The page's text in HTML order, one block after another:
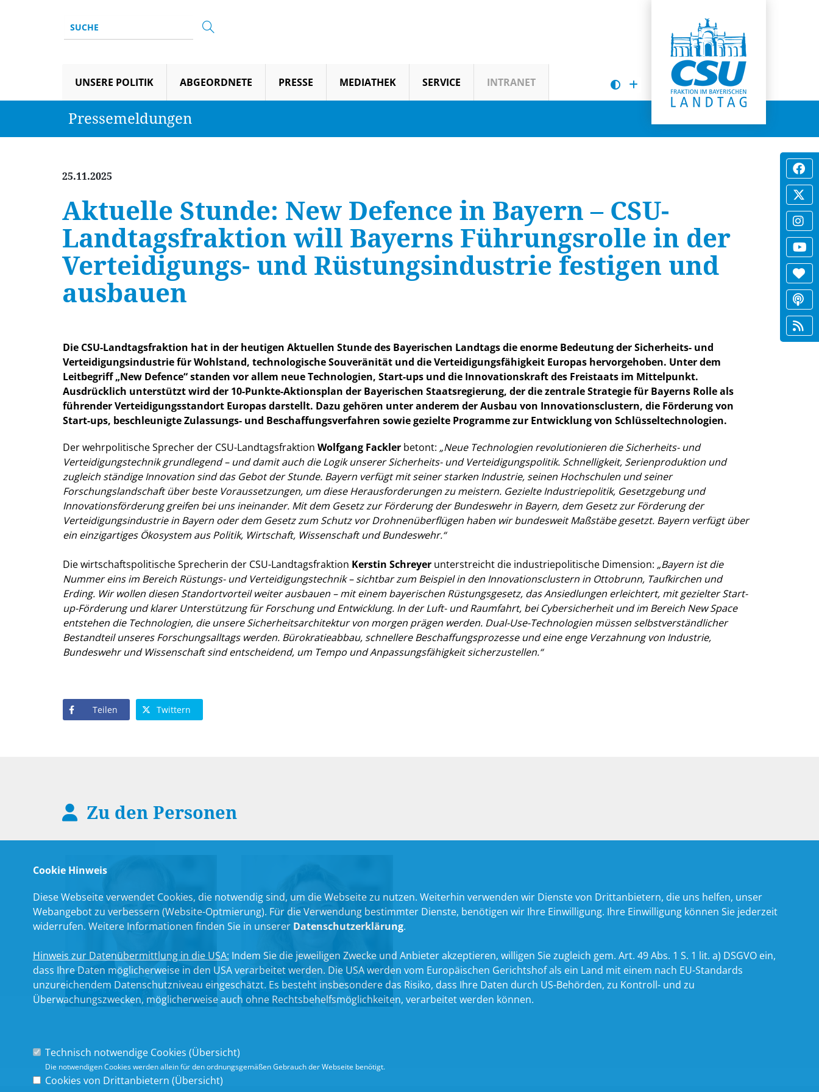
UNSERE POLITIK ABGEORDNETE PRESSE MEDIATHEK SERVICE INTRANET
Pressemeldungen
25.11.2025
Aktuelle Stunde: New Defence in Bayern – CSU-
Landtagsfraktion will Bayerns Führungsrolle in der
Verteidigungs- und Rüstungsindustrie festigen und
ausbauen
Die CSU-Landtagsfraktion hat in der heutigen Aktuellen Stunde des Bayerischen Landtags die enorme Bedeutung der Sicherheits- und
Verteidigungsindustrie für Wohlstand, technologische Souveränität und die Verteidigungsfähigkeit Europas hervorgehoben. Unter dem
Leitbegriff „New Defence“ standen vor allem neue Technologien, Start-ups und die Innovationskraft des Freistaats im Mittelpunkt.
Ausdrücklich unterstützt wird der 10-Punkte-Aktionsplan der Bayerischen Staatsregierung, der die zentrale Strategie für Bayerns Rolle als
führender Verteidigungsstandort Europas darstellt. Dazu gehören unter anderem der Ausbau von Innovationsclustern, die Förderung von
Start-ups, beschleunigte Zulassungs- und Beschaffungsverfahren sowie gezielte Programme zur Entwicklung von Schlüsseltechnologien.
Der wehrpolitische Sprecher der CSU-Landtagsfraktion Wolfgang Fackler betont: Neue Technologien revolutionieren die Sicherheits- und
Verteidigungstechnik grundlegend – und damit auch die Logik unserer Sicherheits- und Verteidigungspolitik. Schnelligkeit, Serienproduktion und
zugleich ständige Innovation sind das Gebot der Stunde. Bayern verfügt mit seiner starken Industrie, seinen Hochschulen und seiner
Forschungslandschaft über beste Voraussetzungen, um diese Herausforderungen zu meistern. Gezielte Industriepolitik, Gesetzgebung und
Innovationsförderung greifen bei uns ineinander. Mit dem Gesetz zur Förderung der Bundeswehr in Bayern, dem Gesetz zur Förderung der
Verteidigungsindustrie in Bayern oder dem Gesetz zum Schutz vor Drohnenüberflügen haben wir bundesweit Maßstäbe gesetzt. Bayern verfügt über
ein einzigartiges Ökosystem aus Politik, Wirtschaft, Wissenschaft und Bundeswehr.“
Die wirtschaftspolitische Sprecherin der CSU-Landtagsfraktion Kerstin Schreyer unterstreicht die industriepolitische Dimension: Bayern ist die
Nummer eins im Bereich Rüstungs- und Verteidigungstechnik – sichtbar zum Beispiel in den Innovationsclustern in Ottobrunn, Taufkirchen und
Erding. Wir wollen diesen Standortvorteil weiter ausbauen – mit einem bayerischen Rüstungsgesetz, das Ansiedlungen erleichtert, mit gezielter Start-
up-Förderung und klarer Unterstützung für Forschung und Entwicklung. In der Luft- und Raumfahrt, bei Cybersicherheit und im Bereich New Space
entstehen die Technologien, die unsere Sicherheitsarchitektur von morgen prägen werden. Dual-Use-Technologien müssen selbstverständlicher
Bestandteil unseres Forschungsalltags werden. Bürokratieabbau, schnellere Beschaffungsprozesse und eine enge Verzahnung von Industrie,
Bundeswehr und Wissenschaft sind entscheidend, um Tempo und Anpassungsfähigkeit sicherzustellen.“
Teilen Twittern
Zu den Personen
Wolfgang Fackler Kerstin Schreyer
Cookie Hinweis
Diese Webseite verwendet Cookies, die notwendig sind, um die Webseite zu nutzen. Weiterhin verwenden wir Dienste von Drittanbietern, die uns helfen, unser
Webangebot zu verbessern (Website-Optmierung). Für die Verwendung bestimmter Dienste, benötigen wir Ihre Einwilligung. Ihre Einwilligung können Sie jederzeit
widerrufen. Weitere Informationen finden Sie in unserer Datenschutzerklärung.
Hinweis zur Datenübermittlung in die USA: Indem Sie die jeweiligen Zwecke und Anbieter akzeptieren, willigen Sie zugleich gem. Art. 49 Abs. 1 S. 1 lit. a) DSGVO ein,
dass Ihre Daten möglicherweise in den USA verarbeitet werden. Die USA werden vom Europäischen Gerichtshof als ein Land mit einem nach EU-Standards
unzureichendem Datenschutzniveau eingeschätzt. Es besteht insbesondere das Risiko, dass Ihre Daten durch US-Behörden, zu Kontroll- und zu
Überwachungszwecken, möglicherweise auch ohne Rechtsbehelfsmöglichkeiten, verarbeitet werden können.
Technisch notwendige Cookies (Übersicht)
Die notwendigen Cookies werden allein für den ordnungsgemäßen Gebrauch der Webseite benötigt.
Cookies von Drittanbietern (Übersicht)